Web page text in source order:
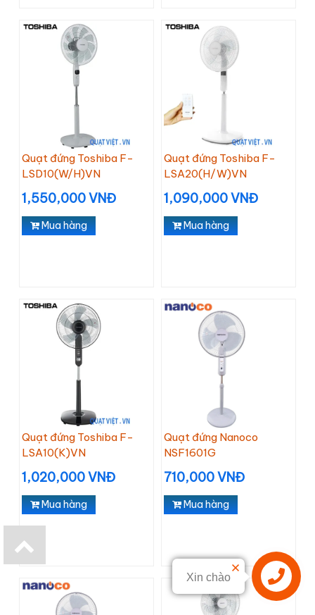
Quạt đứng Toshiba F-
LSD10(W/H)VN
1,550,000 VNĐ
Mua hàng
Quạt đứng Toshiba F-
LSA20(H/W)VN
1,090,000 VNĐ
Mua hàng
Quạt đứng Toshiba F-
LSA10(K)VN
1,020,000 VNĐ
Mua hàng
Quạt đứng Nanoco
NSF1601G
710,000 VNĐ
Mua hàng
Xin chào